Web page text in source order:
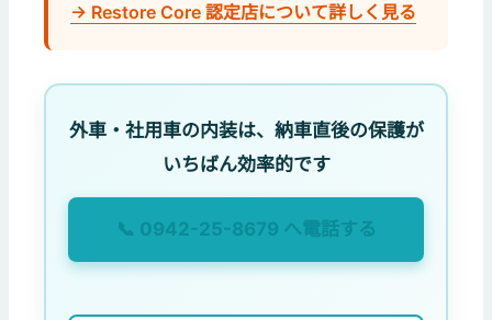
→ Restore Core 認定店について詳しく見る
外車・社用車の内装は、納車直後の保護が
いちばん効率的です
📞 0942-25-8679 へ電話する